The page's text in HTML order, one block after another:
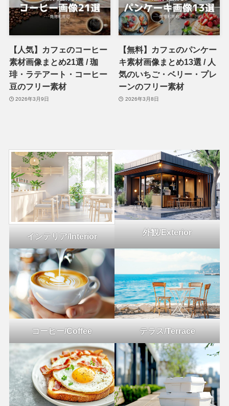
【人気】カフェのコーヒー
素材画像まとめ21選 / 珈
琲・ラテアート・コーヒー
豆のフリー素材
2026年3月9日
【無料】カフェのパンケー
キ素材画像まとめ13選 / 人
気のいちご・ベリー・プレ
ーンのフリー素材
2026年3月8日
インテリア/Interior 外観/Exterior
コーヒー/Coffee テラス/Terrace